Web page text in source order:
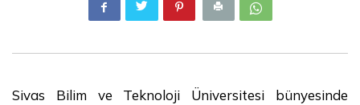
Sivas Bilim ve Teknoloji Üniversitesi bünyesinde